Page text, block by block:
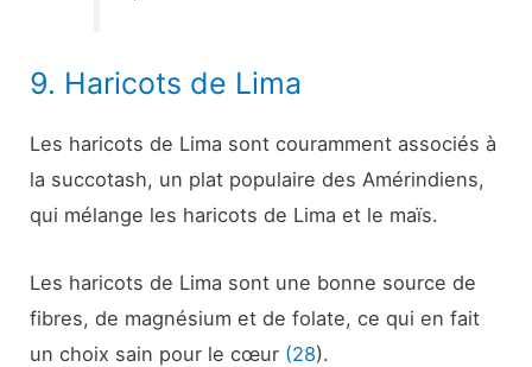
9. Haricots de Lima
Les haricots de Lima sont couramment associés à
la succotash, un plat populaire des Amérindiens,
qui mélange les haricots de Lima et le maïs.
Les haricots de Lima sont une bonne source de
fibres, de magnésium et de folate, ce qui en fait
un choix sain pour le cœur (28).